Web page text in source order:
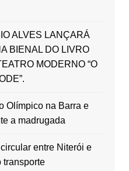
ALVES LANÇARÁ
BIENAL DO LIVRO
MODERNO “O
Olímpico na Barra e
a madrugada
entre Niterói e
transporte